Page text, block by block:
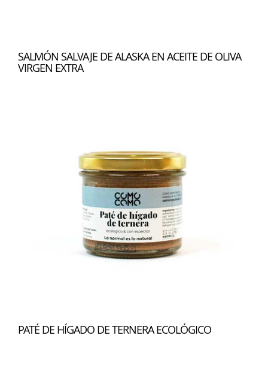
SALMÓN SALVAJE DE ALASKA EN ACEITE DE OLIVA
VIRGEN EXTRA
PATÉ DE HÍGADO DE TERNERA ECOLÓGICO